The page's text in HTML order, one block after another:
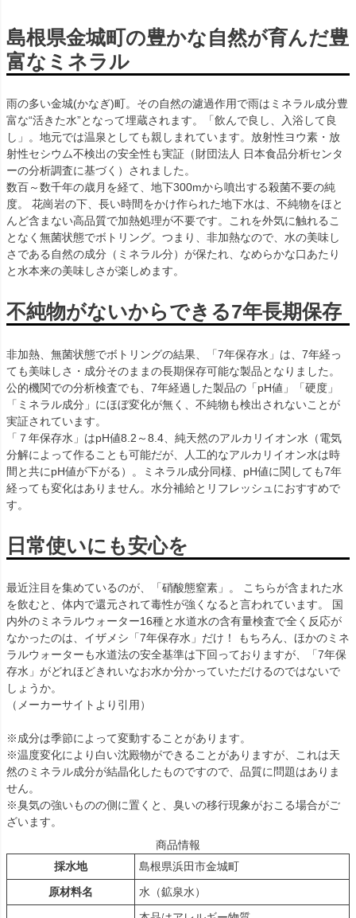
島根県金城町の豊かな自然が育んだ豊
富なミネラル
雨の多い金城(かなぎ)町。その自然の濾過作用で雨はミネラル成分豊
富な“活きた水”となって埋蔵されます。「飲んで良し、入浴して良
し」。地元では温泉としても親しまれています。放射性ヨウ素・放
射性セシウム不検出の安全性も実証（財団法人 日本食品分析センタ
ーの分析調査に基づく）されました。
数百～数千年の歳月を経て、地下300mから噴出する殺菌不要の純
度。 花崗岩の下、長い時間をかけ作られた地下水は、不純物をほと
んど含まない高品質で加熱処理が不要です。これを外気に触れるこ
となく無菌状態でボトリング。つまり、非加熱なので、水の美味し
さである自然の成分（ミネラル分）が保たれ、なめらかな口あたり
と水本来の美味しさが楽しめます。
不純物がないからできる7年長期保存
非加熱、無菌状態でボトリングの結果、「7年保存水」は、7年経っ
ても美味しさ・成分そのままの長期保存可能な製品となりました。
公的機関での分析検査でも、7年経過した製品の「pH値」「硬度」
「ミネラル成分」にほぼ変化が無く、不純物も検出されないことが
実証されています。
「７年保存水」はpH値8.2～8.4、純天然のアルカリイオン水（電気
分解によって作ることも可能だが、人工的なアルカリイオン水は時
間と共にpH値が下がる）。ミネラル成分同様、pH値に関しても7年
経っても変化はありません。水分補給とリフレッシュにおすすめで
す。
日常使いにも安心を
最近注目を集めているのが、「硝酸態窒素」。 こちらが含まれた水
を飲むと、体内で還元されて毒性が強くなると言われています。 国
内外のミネラルウォーター16種と水道水の含有量検査で全く反応が
なかったのは、イザメシ「7年保存水」だけ！ もちろん、ほかのミネ
ラルウォーターも水道法の安全基準は下回っておりますが、「7年保
存水」がどれほどきれいなお水か分かっていただけるのではないで
しょうか。
（メーカーサイトより引用）
※成分は季節によって変動することがあります。
※温度変化により白い沈殿物ができることがありますが、これは天
然のミネラル成分が結晶化したものですので、品質に問題はありま
せん。
※臭気の強いものの側に置くと、臭いの移行現象がおこる場合がご
ざいます。
商品情報
採水地
島根県浜田市金城町
原材料名
水（鉱泉水）